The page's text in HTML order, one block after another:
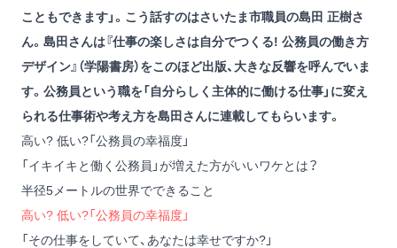
こともできます」。こう話すのはさいたま市職員の島田 正樹さ
ん。島田さんは『仕事の楽しさは自分でつくる! 公務員の働き方
デザイン』 （学陽書房）をこのほど出版、大きな反響を呼んでいま
す。公務員という職を「自分らしく主体的に働ける仕事」に変え
られる仕事術や考え方を島田さんに連載してもらいます。
高い? 低い?「公務員の幸福度」
「イキイキと働く公務員」が増えた方がいいワケとは？
半径5メートルの世界でできること
高い? 低い?「公務員の幸福度」
「その仕事をしていて、あなたは幸せですか?」